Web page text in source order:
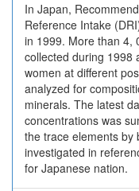
In Japan,
Reference Intake
in 1999. More than 4,
collected during 1998
women at different
analyzed for
minerals. The latest
concentrations was
the trace elements by
investigated in
for Japanese nation.